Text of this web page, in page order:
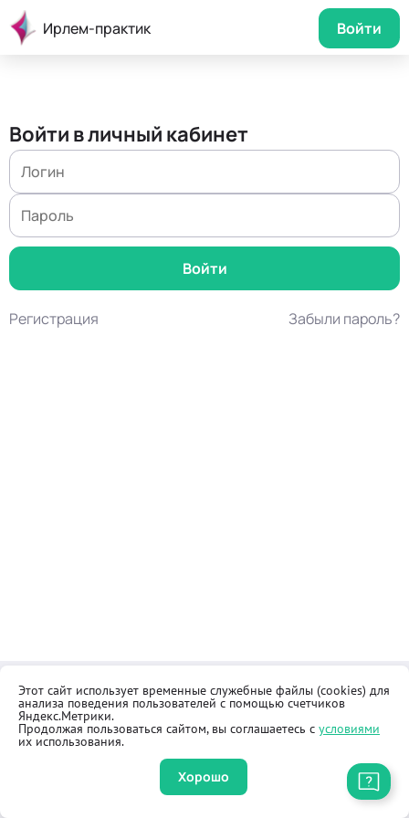
Ирлем-практик Войти
Войти в личный кабинет
Регистрация Забыли пароль?
Контакты
Как купить
Общественная приёмная
Реквизиты
Оферта
Правила продажи товаров
Этот сайт использует временные служебные файлы (cookies) для
анализа поведения пользователей с помощью счетчиков
Яндекс.Метрики.
Продолжая пользоваться сайтом, вы соглашаетесь с условиями
их использования.
Хорошо